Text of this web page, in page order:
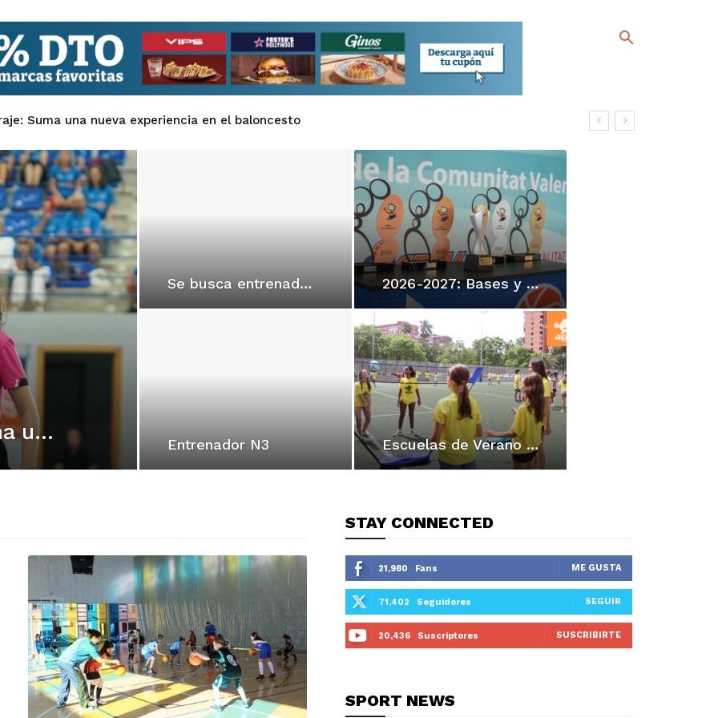
Suma una nueva experiencia en el baloncesto
Cursos de Arbitraje: Suma una nueva experiencia en el baloncesto
Se busca entrenad@res para Senior Masc Zonal y Femenino 2026-2027: Bases y Sistemas de competición IR
Entrenador N3 Escuelas de Verano FBCV: Los mejores momentos
MÁS
STAY CONNECTED
21,980 Fans ME GUSTA
71,402 Seguidores SEGUIR
20,436 Suscriptores SUSCRIBIRTE
SPORT NEWS